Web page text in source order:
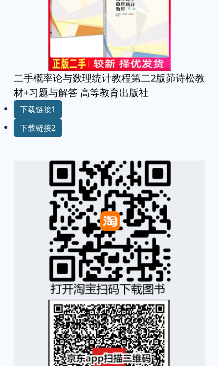
二手概率论与数理统计教程第二2版茆诗松教
材+习题与解答 高等教育出版社
下载链接1
下载链接2